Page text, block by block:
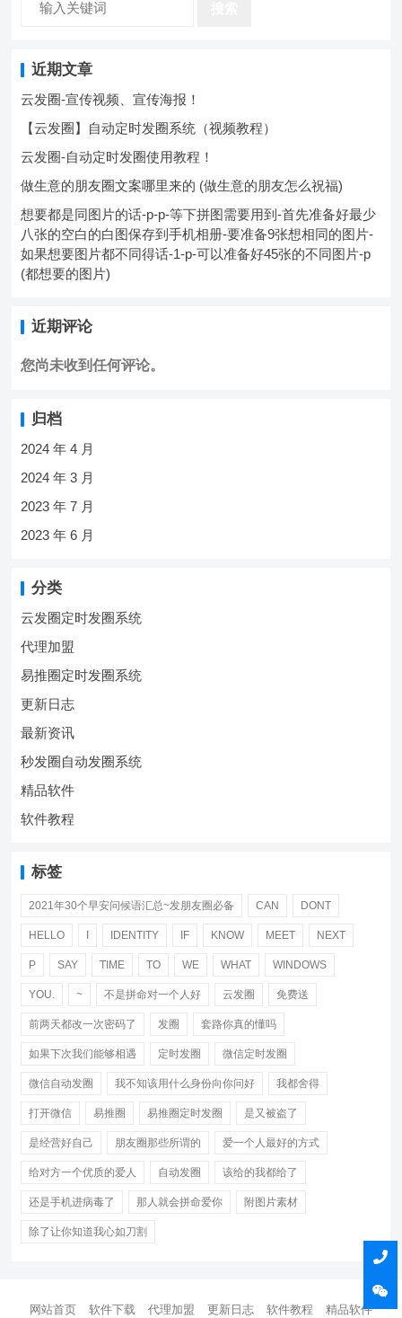
近期文章
云发圈-宣传视频、宣传海报！
【云发圈】自动定时发圈系统（视频教程）
云发圈-自动定时发圈使用教程！
做生意的朋友圈文案哪里来的 (做生意的朋友怎么祝福)
想要都是同图片的话-p-p-等下拼图需要用到-首先准备好最少
八张的空白的白图保存到手机相册-要准备9张想相同的图片-
如果想要图片都不同得话-1-p-可以准备好45张的不同图片-p
(都想要的图片)
近期评论
您尚未收到任何评论。
归档
2024 年 4 月
2024 年 3 月
2023 年 7 月
2023 年 6 月
分类
云发圈定时发圈系统
代理加盟
易推圈定时发圈系统
更新日志
最新资讯
秒发圈自动发圈系统
精品软件
软件教程
标签
2021年30个早安问候语汇总~发朋友圈必备 CAN DONT
HELLO IDENTITY IF KNOW MEET NEXT
P SAY TIME TO WE WHAT WINDOWS
YOU. ~ 不是拼命对一个人好 云发圈 免费送
前两天都改一次密码了 发圈 套路你真的懂吗
如果下次我们能够相遇 定时发圈 微信定时发圈
微信自动发圈 我不知该用什么身份向你问好 我都舍得
打开微信 易推圈 易推圈定时发圈 是又被盗了
是经营好自己 朋友圈那些所谓的 爱一个人最好的方式
给对方一个优质的爱人 自动发圈 该给的我都给了
还是手机进病毒了 那人就会拼命爱你 附图片素材
除了让你知道我心如刀割
网站首页 软件下载 代理加盟 更新日志 软件教程 精品软件